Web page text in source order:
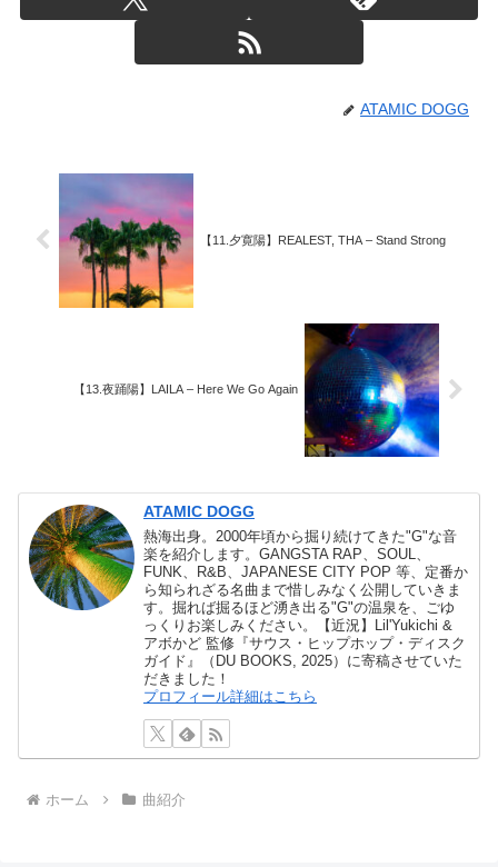
ATAMIC DOGG
【11.夕寛陽】REALEST, THA – Stand Strong
【13.夜踊陽】LAILA – Here We Go Again
ATAMIC DOGG
熱海出身。2000年頃から掘り続けてきた"G"な音
楽を紹介します。GANGSTA RAP、SOUL、
FUNK、R&B、JAPANESE CITY POP 等、定番か
ら知られざる名曲まで惜しみなく公開していきま
す。掘れば掘るほど湧き出る"G"の温泉を、ごゆ
っくりお楽しみください。【近況】Lil'Yukichi &
アボかど 監修『サウス・ヒップホップ・ディスク
ガイド』（DU BOOKS, 2025）に寄稿させていた
だきました！
プロフィール詳細はこちら
ホーム 曲紹介